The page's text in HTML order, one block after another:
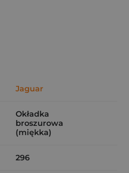
Jaguar
Okładka
broszurowa
(miękka)
296